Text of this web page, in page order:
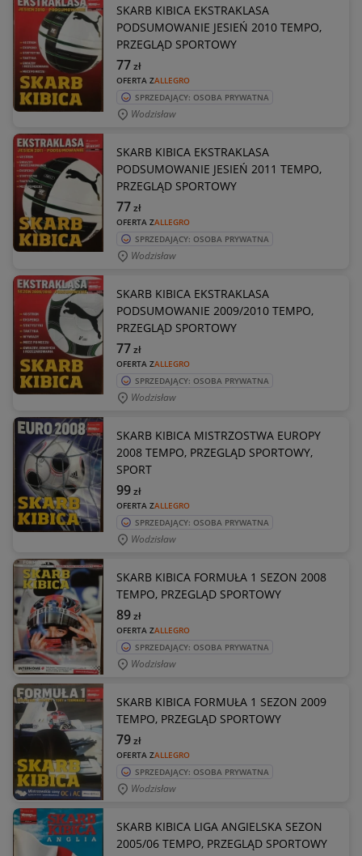
SKARB KIBICA EKSTRAKLASA
PODSUMOWANIE JESIEŃ 2010 TEMPO,
PRZEGLĄD SPORTOWY
OFERTA ZALLEGRO
77zł
SPRZEDAJĄCY: OSOBA PRYWATNA
Wodzisław
SKARB KIBICA EKSTRAKLASA
PODSUMOWANIE JESIEŃ 2011 TEMPO,
PRZEGLĄD SPORTOWY
OFERTA ZALLEGRO
77zł
SPRZEDAJĄCY: OSOBA PRYWATNA
Wodzisław
SKARB KIBICA EKSTRAKLASA
PODSUMOWANIE 2009/2010 TEMPO,
PRZEGLĄD SPORTOWY
OFERTA ZALLEGRO
77zł
SPRZEDAJĄCY: OSOBA PRYWATNA
Wodzisław
SKARB KIBICA MISTRZOSTWA EUROPY
2008 TEMPO, PRZEGLĄD SPORTOWY,
SPORT
OFERTA ZALLEGRO
99zł
SPRZEDAJĄCY: OSOBA PRYWATNA
Wodzisław
SKARB KIBICA FORMUŁA 1 SEZON 2008
TEMPO, PRZEGLĄD SPORTOWY
OFERTA ZALLEGRO
89zł
SPRZEDAJĄCY: OSOBA PRYWATNA
Wodzisław
SKARB KIBICA FORMUŁA 1 SEZON 2009
TEMPO, PRZEGLĄD SPORTOWY
OFERTA ZALLEGRO
79zł
SPRZEDAJĄCY: OSOBA PRYWATNA
Wodzisław
SKARB KIBICA LIGA ANGIELSKA SEZON
2005/06 TEMPO, PRZEGLĄD SPORTOWY